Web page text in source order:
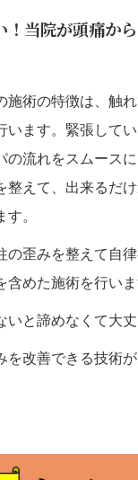
！当院が頭痛か
施術の特徴は、触
います。緊張して
の流れをスムース
整えて、出来るだ
。
の歪みを整えて自
めた施術を行いま
いと諦めなくて大丈
を改善できる技術